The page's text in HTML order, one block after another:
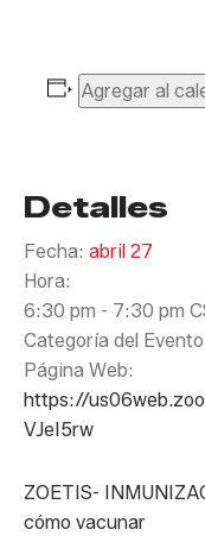
Agregar al
Detalles
Fecha: abril 27
Hora:
6:30 pm - 7:30 pm
Categoría del
Página Web:
https://
VJeI5rw
ZOETIS-
cómo vacunar